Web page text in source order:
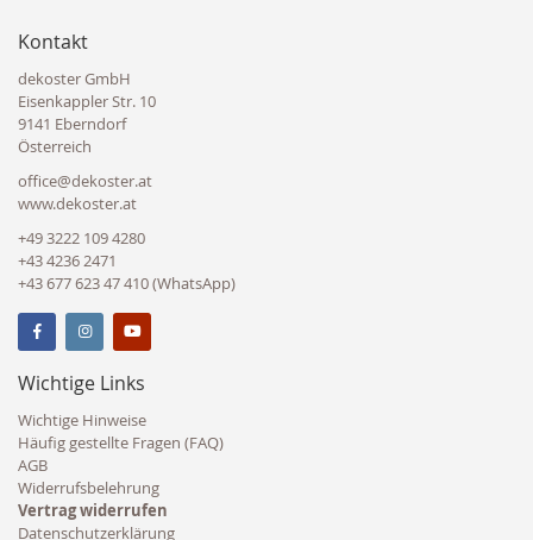
Kontakt
dekoster GmbH
Eisenkappler Str. 10
9141 Eberndorf
Österreich
office@dekoster.at
www.dekoster.at
+49 3222 109 4280
+43 4236 2471
+43 677 623 47 410 (WhatsApp)
Wichtige Links
Wichtige Hinweise
Häufig gestellte Fragen (FAQ)
AGB
Widerrufsbelehrung
Vertrag widerrufen
Datenschutzerklärung